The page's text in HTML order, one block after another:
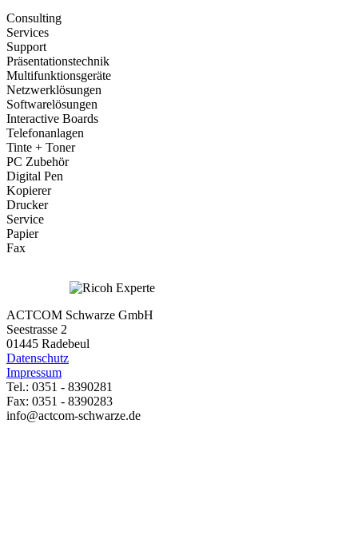
Consulting
Services
Support
Präsentationstechnik
Multifunktionsgeräte
Netzwerklösungen
Softwarelösungen
Interactive Boards
Telefonanlagen
Tinte + Toner
PC Zubehör
Digital Pen
Kopierer
Drucker
Service
Papier
Fax
ACTCOM Schwarze GmbH
Seestrasse 2
01445 Radebeul
Datenschutz
Impressum
Tel.: 0351 - 8390281
Fax: 0351 - 8390283
info@actcom-schwarze.de